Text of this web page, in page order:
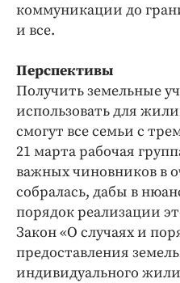
ПРОЕКТЫ
Издания
Медиаперсона
Интересное чтиво
Клиника года
Бренд года
Работодатель
коммуникации до
и все.
Перспективы
Получить земельные
использовать для
смогут все семьи с
21 марта рабочая
важных чиновников в
собралась, дабы в
порядок реализации
Закон «О случаях и
предоставления
индивидуального